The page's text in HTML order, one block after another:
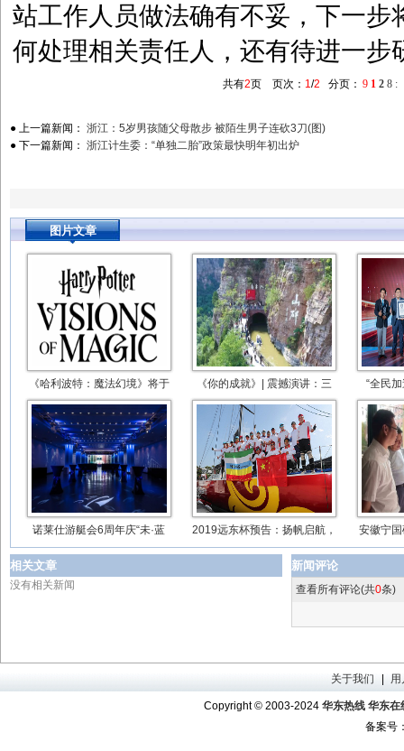
站工作人员做法确有不妥，下一步
何处理相关责任人，还有待进一步
共有2页 页次： 1/2 分页： 9 1 2 8 :
● 上一篇新闻： 浙江：5岁男孩随父母散步 被陌生男子连砍3刀(图)
● 下一篇新闻： 浙江计生委：“单独二胎”政策最快明年初出炉
图片文章
《哈利波特：魔法幻境》将于 《你的成就》| 震撼演讲：三 “全民
诺莱仕游艇会6周年庆“未·蓝 2019远东杯预告：扬帆启航， 安徽宁
相关文章
没有相关新闻
新闻评论
查看所有评论(共0条)
关于我们 用
Copyright © 2003-2024 华东热线 华东
备案号